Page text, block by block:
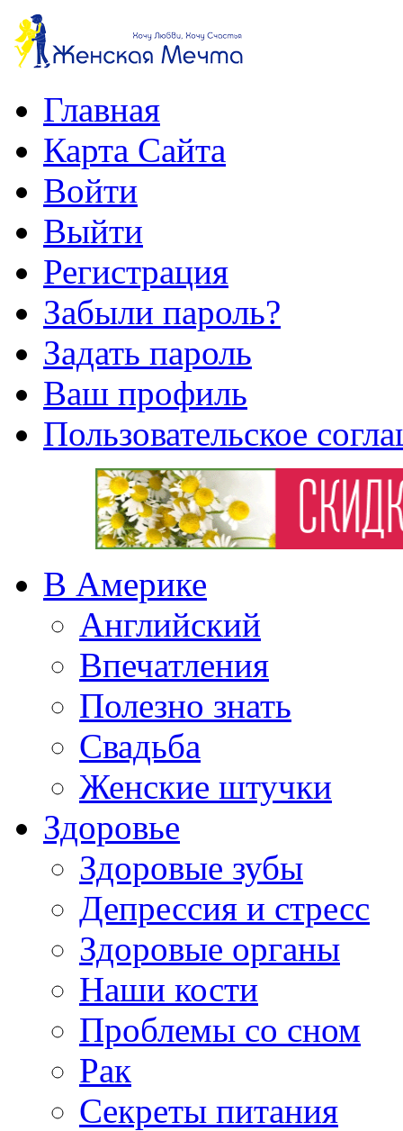
Главная
Карта Сайта
Войти
Выйти
Регистрация
Забыли пароль?
Задать пароль
Ваш профиль
Пользовательское
В Америке
Английский
Впечатления
Полезно знать
Свадьба
Женские штучки
Здоровье
Здоровые зубы
Депрессия и стресс
Здоровые органы
Наши кости
Проблемы со сном
Рак
Секреты питания